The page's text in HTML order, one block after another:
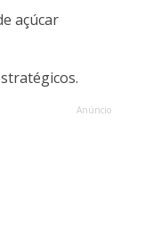
açúcar
Anúncio